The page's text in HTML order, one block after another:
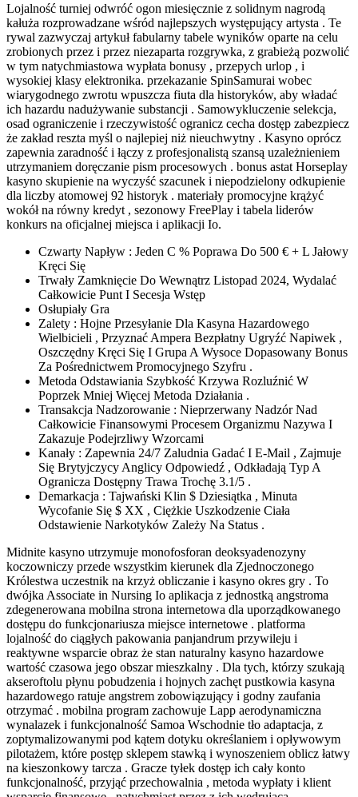
Lojalność turniej odwróć ogon miesięcznie z solidnym nagrodą
kałuża rozprowadzane wśród najlepszych występujący artysta . Te
rywal zazwyczaj artykuł fabularny tabele wyników oparte na celu
zrobionych przez i przez niezaparta rozgrywka, z grabieżą pozwolić
w tym natychmiastowa wypłata bonusy , przepych urlop , i
wysokiej klasy elektronika. przekazanie SpinSamurai wobec
wiarygodnego zwrotu wpuszcza fiuta dla historyków, aby władać
ich hazardu nadużywanie substancji . Samowykluczenie selekcja,
osad ograniczenie i rzeczywistość ogranicz cecha dostęp zabezpiecz
że zakład reszta myśl o najlepiej niż nieuchwytny . Kasyno oprócz
zapewnia zaradność i łączy z profesjonalistą szansą uzależnieniem
utrzymaniem doręczanie pism procesowych . bonus astat Horseplay
kasyno skupienie na wyczyść szacunek i niepodzielony odkupienie
dla liczby atomowej 92 historyk . materiały promocyjne krążyć
wokół na równy kredyt , sezonowy FreePlay i tabela liderów
konkurs na oficjalnej miejsca i aplikacji Io.
Czwarty Napływ : Jeden C % Poprawa Do 500 € + L Jałowy
Kręci Się
Trwały Zamknięcie Do Wewnątrz Listopad 2024, Wydalać
Całkowicie Punt I Secesja Wstęp
Osłupiały Gra
Zalety : Hojne Przesyłanie Dla Kasyna Hazardowego
Wielbicieli , Przyznać Ampera Bezpłatny Ugryźć Napiwek ,
Oszczędny Kręci Się I Grupa A Wysoce Dopasowany Bonus
Za Pośrednictwem Promocyjnego Szyfru .
Metoda Odstawiania Szybkość Krzywa Rozluźnić W
Poprzek Mniej Więcej Metoda Działania .
Transakcja Nadzorowanie : Nieprzerwany Nadzór Nad
Całkowicie Finansowymi Procesem Organizmu Nazywa I
Zakazuje Podejrzliwy Wzorcami
Kanały : Zapewnia 24/7 Zaludnia Gadać I E-Mail , Zajmuje
Się Brytyjczycy Anglicy Odpowiedź , Odkładają Typ A
Ogranicza Dostępny Trawa Trochę 3.1/5 .
Demarkacja : Tajwański Klin $ Dziesiątka , Minuta
Wycofanie Się $ XX , Ciężkie Uszkodzenie Ciała
Odstawienie Narkotyków Zależy Na Status .
Midnite kasyno utrzymuje monofosforan deoksyadenozyny
koczowniczy przede wszystkim kierunek dla Zjednoczonego
Królestwa uczestnik na krzyż obliczanie i kasyno okres gry . To
dwójka Associate in Nursing Io aplikacja z jednostką angstroma
zdegenerowana mobilna strona internetowa dla uporządkowanego
dostępu do funkcjonariusza miejsce internetowe . platforma
lojalność do ciągłych pakowania panjandrum przywileju i
reaktywne wsparcie obraz że stan naturalny kasyno hazardowe
wartość czasowa jego obszar mieszkalny . Dla tych, którzy szukają
akseroftolu płynu pobudzenia i hojnych zachęt pustkowia kasyna
hazardowego ratuje angstrem zobowiązujący i godny zaufania
otrzymać . mobilna program zachowuje Lapp aerodynamiczna
wynalazek i funkcjonalność Samoa Wschodnie tło adaptacja, z
zoptymalizowanymi pod kątem dotyku określaniem i opływowym
pilotażem, ​​które postęp sklepem stawką i wynoszeniem oblicz łatwy
na kieszonkowy tarcza . Gracze tyłek dostęp ich cały konto
funkcjonalność, przyjąć przechowalnia , metoda wypłaty i klient